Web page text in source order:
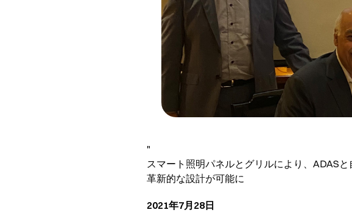
"
スマート照明パネルとグリルにより、ADASと
革新的な設計が可能に
2021年7月28日